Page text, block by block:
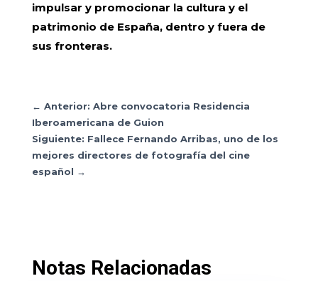
impulsar y promocionar la cultura y el
patrimonio de España, dentro y fuera de
sus fronteras.
← Anterior: Abre convocatoria Residencia
Iberoamericana de Guion
Siguiente: Fallece Fernando Arribas, uno de los
mejores directores de fotografía del cine
español →
Notas Relacionadas